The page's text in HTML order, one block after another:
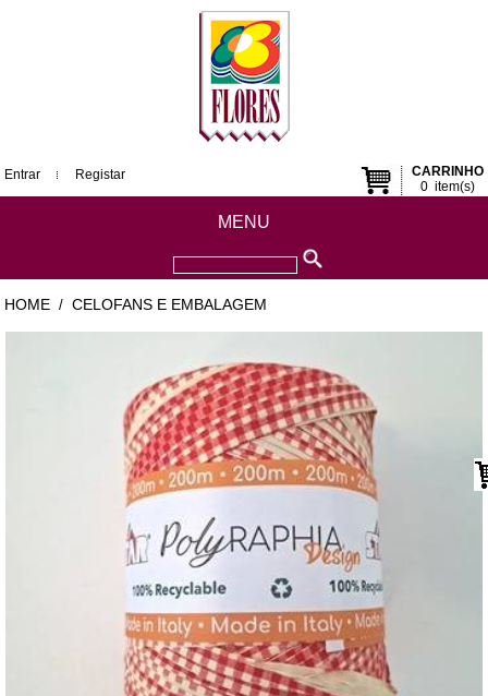
CARRINHO
0item(s)
Entrar Registar
MENU
HOME / CELOFANS E EMBALAGEM